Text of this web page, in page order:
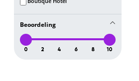
Beoordeling
0 2 4 6 8 10